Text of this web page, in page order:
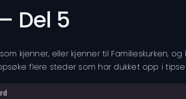
Del 5
kjenner, eller kjenner til Familieskurken,
flere steder som har dukket opp i